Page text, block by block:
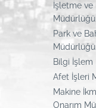
İşletme ve
Müdürlüğü
Park ve
Müdürlüğü
Bilgi
Afet İşleri
Makine
Onarım